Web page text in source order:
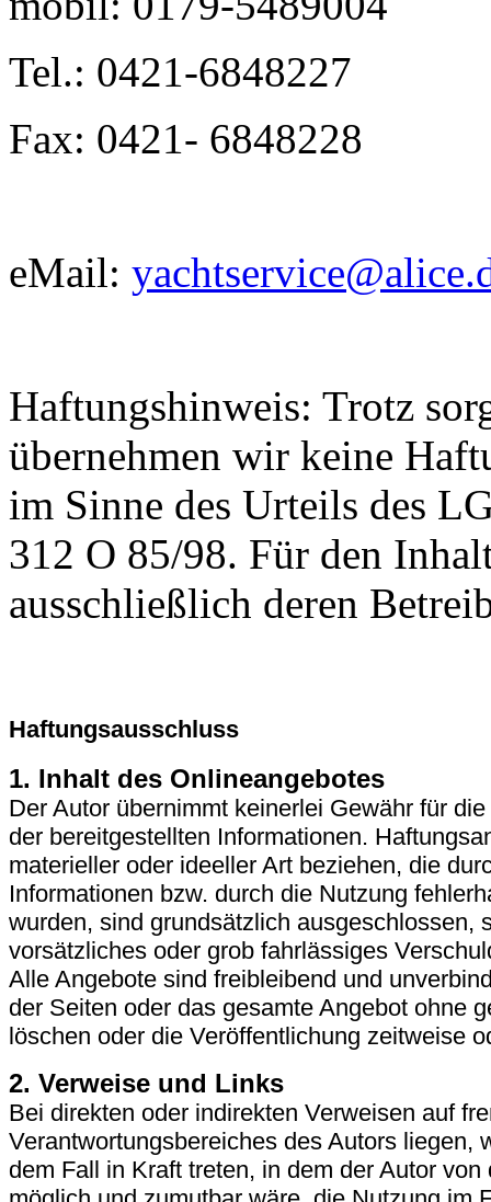
Tel.: 0421-6848227
Fax: 0421- 6848228
eMail:
Haftungshinweis: Trotz
übernehmen wir keine
im Sinne des Urteils des
312 O 85/98. Für den
ausschließlich deren
Haftungsausschluss
1. Inhalt des Onlineangebotes
Der Autor übernimmt keinerlei Gewähr für
der bereitgestellten Informationen.
materieller oder ideeller Art beziehen, die
Informationen bzw. durch die Nutzung
wurden, sind grundsätzlich ausgeschlossen,
vorsätzliches oder grob fahrlässiges
Alle Angebote sind freibleibend und
der Seiten oder das gesamte Angebot ohne
löschen oder die Veröffentlichung zeitweise
2. Verweise und Links
Bei direkten oder indirekten Verweisen auf
Verantwortungsbereiches des Autors
dem Fall in Kraft treten, in dem der Autor